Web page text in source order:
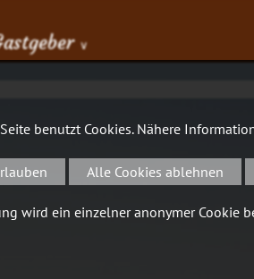
∨
benutzt Cookies. Nähere
Alle Cookies ablehnen
wird ein einzelner anonymer